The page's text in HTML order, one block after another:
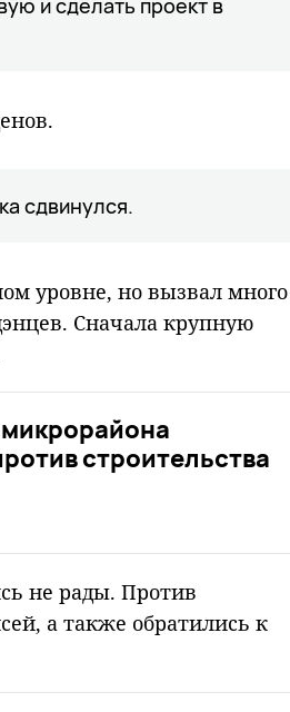
и сделать проект в
сдвинулся.
уровне, но вызвал много
Сначала крупную
строительства
не рады. Против
а также обратились к